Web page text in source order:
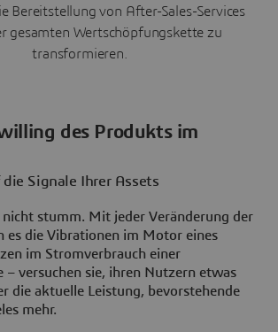
Bereitstellung von After-Sales-Services
gesamten Wertschöpfungskette zu
transformieren.
des Produkts im
Signale Ihrer Assets
nicht stumm. Mit jeder Veränderung der
es die Vibrationen im Motor eines
im Stromverbrauch einer
– versuchen sie, ihren Nutzern etwas
die aktuelle Leistung, bevorstehende
mehr.